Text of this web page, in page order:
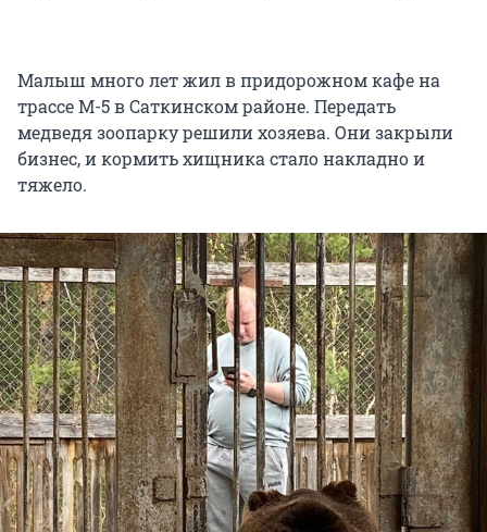
Малыш много лет жил в придорожном кафе на
трассе М-5 в Саткинском районе. Передать
медведя зоопарку решили хозяева. Они закрыли
бизнес, и кормить хищника стало накладно и
тяжело.